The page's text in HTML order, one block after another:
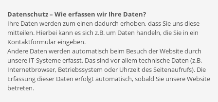
Datenschutz – Wie erfassen wir Ihre Daten?
Ihre Daten werden zum einen dadurch erhoben, dass Sie uns diese
mitteilen. Hierbei kann es sich z.B. um Daten handeln, die Sie in ein
Kontaktformular eingeben.
Andere Daten werden automatisch beim Besuch der Website durch
unsere IT-Systeme erfasst. Das sind vor allem technische Daten (z.B.
Internetbrowser, Betriebssystem oder Uhrzeit des Seitenaufrufs). Die
Erfassung dieser Daten erfolgt automatisch, sobald Sie unsere Website
betreten.